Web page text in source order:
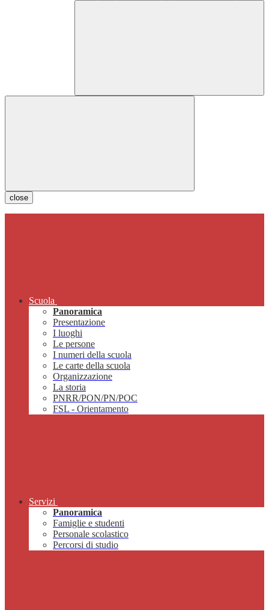
close
Scuola
Panoramica
Presentazione
I luoghi
Le persone
I numeri della scuola
Le carte della scuola
Organizzazione
La storia
PNRR/PON/PN/POC
FSL - Orientamento
Servizi
Panoramica
Famiglie e studenti
Personale scolastico
Percorsi di studio